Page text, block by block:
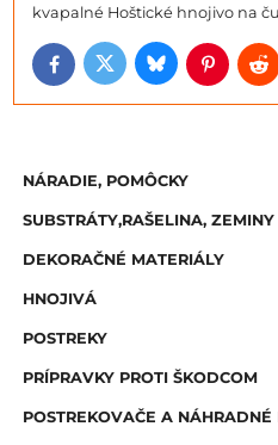
kvapalné Hoštické hnojivo na
FacebookTwitterBlueskyPinterest
NÁRADIE, POMÔCKY
SUBSTRÁTY,RAŠELINA, ZEMINY
DEKORAČNÉ MATERIÁLY
HNOJIVÁ
POSTREKY
PRÍPRAVKY PROTI ŠKODCOM
POSTREKOVAČE A NÁHRADNÉ